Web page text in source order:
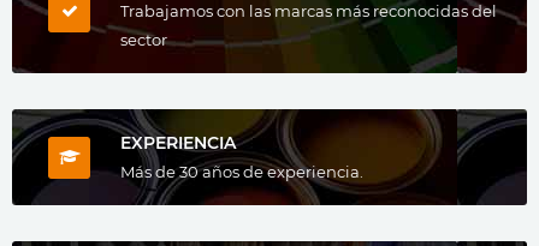
Trabajamos con las marcas más reconocidas del
sector
EXPERIENCIA
Más de 30 años de experiencia.